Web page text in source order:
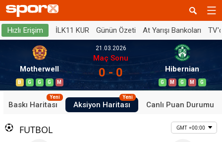
Hızlı Erişim İLK11 KUR Günün Özeti At Yarışı Bankoları
Motherwell
B G G G M
21.03.2026
Maç Sonu
0 - 0 Hibernian
G M G M G
Baskı Haritası
Yeni
Aksiyon Haritası
Yeni
Canlı Puan Durumu
FUTBOL GMT +00:00